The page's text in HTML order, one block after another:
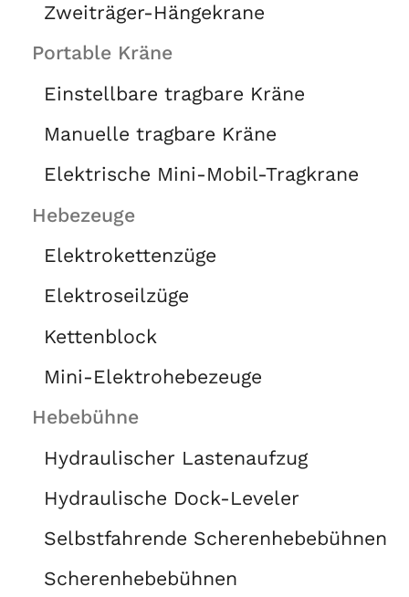
Zweiträger-Hängekrane
Portable Kräne
Einstellbare tragbare Kräne
Manuelle tragbare Kräne
Elektrische Mini-Mobil-Tragkrane
Hebezeuge
Elektrokettenzüge
Elektroseilzüge
Kettenblock
Mini-Elektrohebezeuge
Hebebühne
Hydraulischer Lastenaufzug
Hydraulische Dock-Leveler
Selbstfahrende Scherenhebebühnen
Scherenhebebühnen